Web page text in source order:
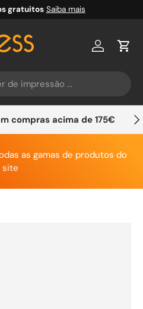
gratuitos Saiba mais
Conta
compras acima de 175€
as gamas de produtos do
site